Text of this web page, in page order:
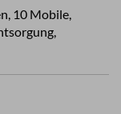
10 Mobile,